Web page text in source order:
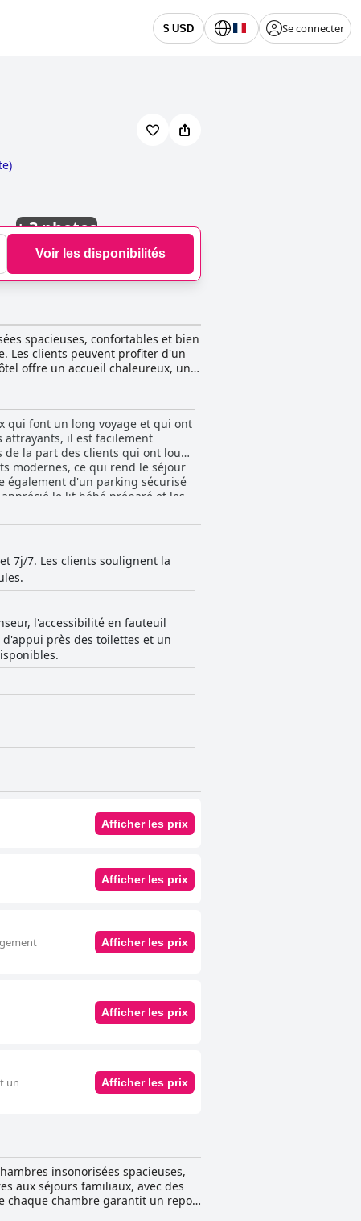
$ USD Se connecter
)
+3 photos
Voir les disponibilités
spacieuses, confortables et bien
Les clients peuvent profiter d'un
offre un accueil chaleureux, un
à proximité de l'autoroute
exceptionnel et sa riche
qui font un long voyage et qui ont
attrayants, il est facilement
la part des clients qui ont loué
modernes, ce qui rend le séjour
également d'un parking sécurisé
le lit bébé préparé et les
de décoration désuète, la
rendent à Bourges. Les clients
des chambres pour les
7j/7. Les clients soulignent la
l'accessibilité en fauteuil
près des toilettes et un
Afficher les prix
Afficher les prix
Afficher les prix
Afficher les prix
un
Afficher les prix
insonorisées spacieuses,
aux séjours familiaux, avec des
chaque chambre garantit un repos